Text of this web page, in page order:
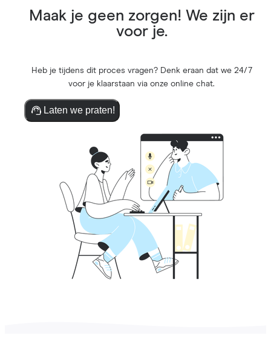
Maak je geen zorgen! We zijn er
voor je.
Heb je tijdens dit proces vragen? Denk eraan dat we 24/7
voor je klaarstaan via onze online chat.
Laten we praten!